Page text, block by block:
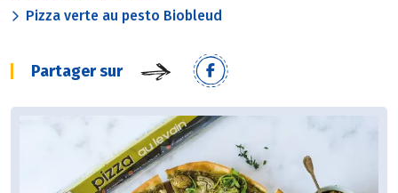
Pizza verte au pesto Biobleud
Partager sur